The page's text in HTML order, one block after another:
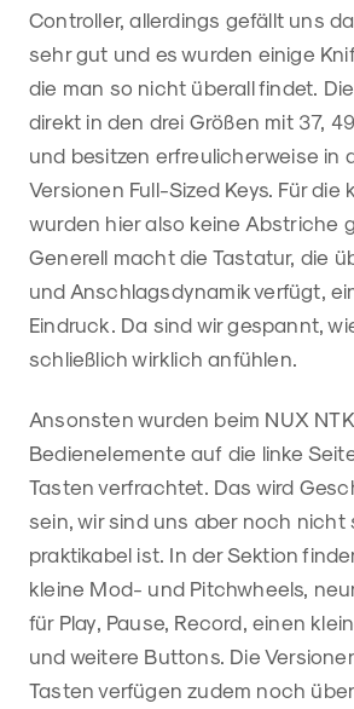
Controller, allerdings gefällt uns
sehr gut und es wurden einige
die man so nicht überall findet.
direkt in den drei Größen mit 37,
und besitzen erfreulicherweise in
Versionen Full-Sized Keys. Für die
wurden hier also keine Abstriche
Generell macht die Tastatur, die
und Anschlagsdynamik verfügt,
Eindruck. Da sind wir gespannt,
schließlich wirklich anfühlen.
Ansonsten wurden beim NUX
Bedienelemente auf die linke
Tasten verfrachtet. Das wird
sein, wir sind uns aber noch nicht
praktikabel ist. In der Sektion
kleine Mod- und Pitchwheels,
für Play, Pause, Record, einen
und weitere Buttons. Die
Tasten verfügen zudem noch